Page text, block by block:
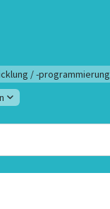
/ -programmierung